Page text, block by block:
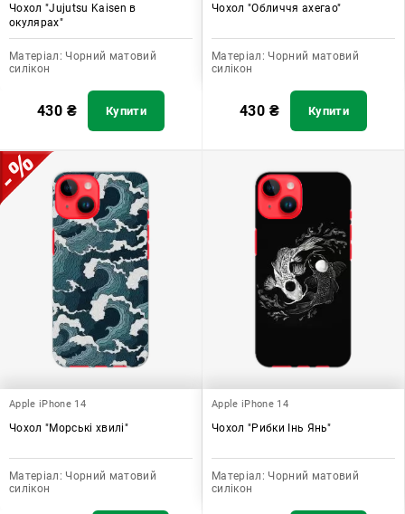
Чохол "Jujutsu Kaisen в
окулярах"
Матеріал: Чорний матовий
силікон
430 ₴ Купити
Чохол "Обличчя ахегао"
Матеріал: Чорний матовий
силікон
430 ₴ Купити
Apple iPhone 14
Чохол "Морські хвилі"
Матеріал: Чорний матовий
силікон
Apple iPhone 14
Чохол "Рибки Інь Янь"
Матеріал: Чорний матовий
силікон